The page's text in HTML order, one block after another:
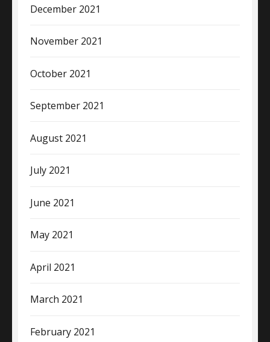
December 2021
November 2021
October 2021
September 2021
August 2021
July 2021
June 2021
May 2021
April 2021
March 2021
February 2021